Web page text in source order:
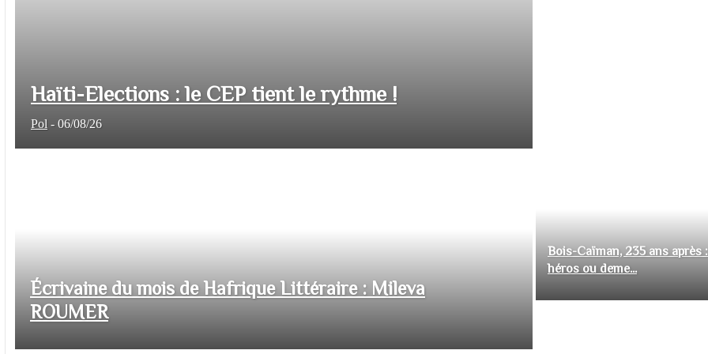
Haïti-Elections : le CEP tient le rythme !
Pol - 06/08/26
Écrivaine du mois de Hafrique Littéraire : Mileva
ROUMER
Bois-Caïman, 235 ans après
héros ou deme...